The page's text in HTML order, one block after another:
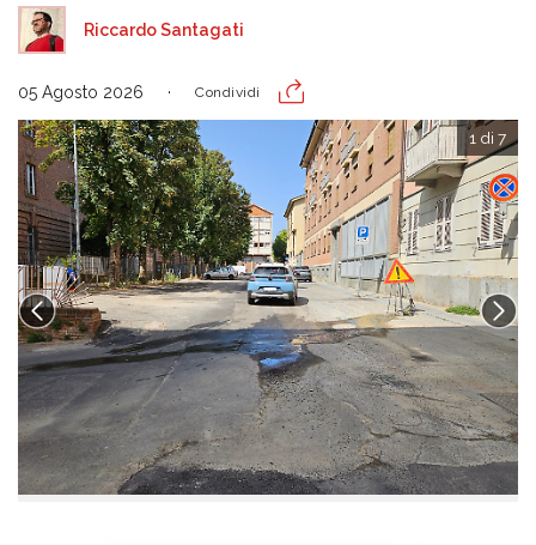
Riccardo Santagati
05 Agosto 2026 Condividi
1 di 7